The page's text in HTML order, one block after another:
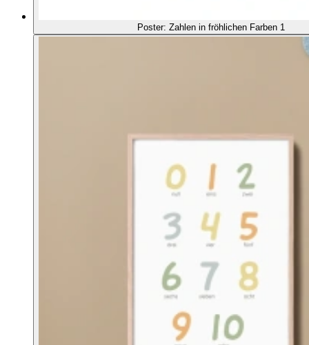
Poster: Zahlen in fröhlichen Farben 1